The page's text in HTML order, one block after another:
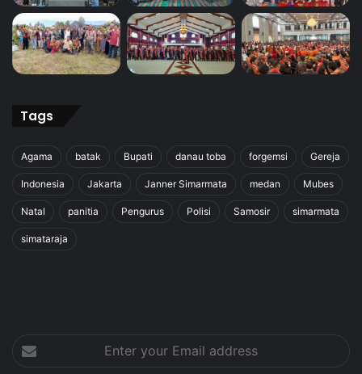
Tags
Agama batak Bupati danau toba forgemsi Gereja
Indonesia Jakarta Janner Simarmata medan Mubes
Natal panitia Pengurus Polisi Samosir simarmata
simataraja
your